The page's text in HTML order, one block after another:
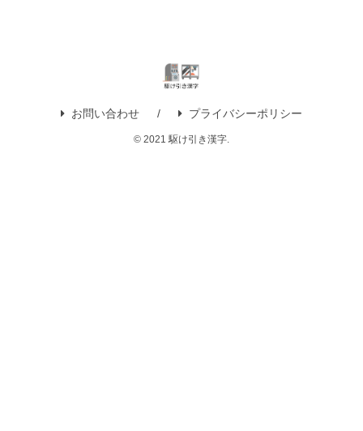
お問い合わせ プライバシーポリシー
© 2021 駆け引き漢字.